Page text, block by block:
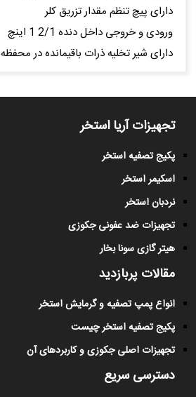
دارای پیچ تنظم مقدار تزریق کلر
ورودی و خروجی داخل دنده 2/1 1 اینچ
دارای شیر تخلیه ذرات باقیمانده در محفظه
تجهیزات آریا استخر
پکیج تصفیه استخر
اسکیمر استخر
نردبان استخر
تجهیزات ضد عفونی جکوزی
هیتر گازی سونا بخار
مقالات پربازدید
انواع پمپ تصفیه و گرمایش استخر
پکیج تصفیه استخر چیست
تجهیزات اصلی جکوزی و کاربردهای آن
دسترسی سریع